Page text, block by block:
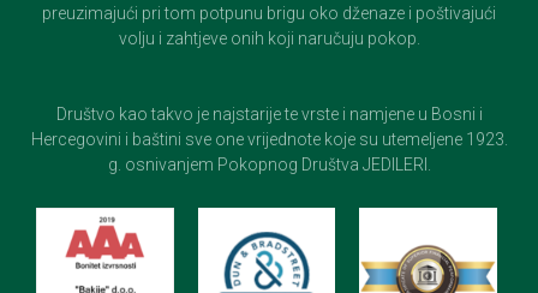
preuzimajući pri tom potpunu brigu oko dženaze i poštivajući
volju i zahtjeve onih koji naručuju pokop.
Društvo kao takvo je najstarije te vrste i namjene u Bosni i
Hercegovini i baštini sve one vrijednote koje su utemeljene 1923.
g. osnivanjem Pokopnog Društva JEDILERI.